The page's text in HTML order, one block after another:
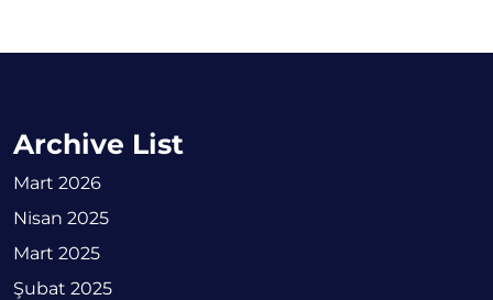
Archive List
Mart 2026
Nisan 2025
Mart 2025
Şubat 2025